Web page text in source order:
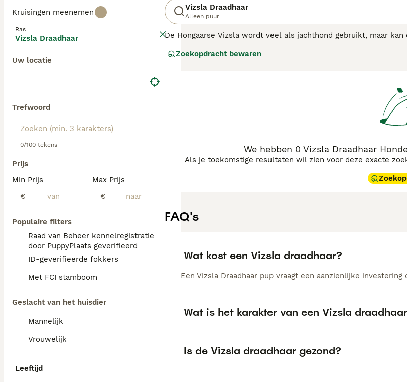
Kruisingen meenemen
Ras
Vizsla Draadhaar
Uw locatie
Trefwoord
0/100 tekens
Prijs
Min Prijs
€
Max Prijs
€
Populaire filters
Raad van Beheer kennelregistratie
door PuppyPlaats geverifieerd
ID-geverifieerde fokkers
Met FCI stamboom
Geslacht van het huisdier
Mannelijk
Vrouwelijk
Leeftijd
Vizsla Draadhaar
Alleen puur
De Hongaarse Vizsla wordt veel als jachthond gebruikt, maar
en heeft een enorm uithoudingsvermogen.
Zoekopdracht bewaren
We hebben 0 Vizsla Draadhaar
Als je toekomstige resultaten wil zien voor deze exacte
FAQ's
Wat kost een Vizsla draadhaar?
Een Vizsla Draadhaar pup vraagt een aanzienlijke
Wat is het karakter van een Vizsla
Is de Vizsla draadhaar gezond?